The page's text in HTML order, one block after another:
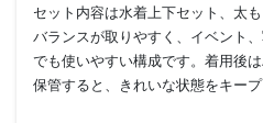
セット内容は水着上下セット、太
バランスが取りやすく、イベント
でも使いやすい構成です。着用後
保管すると、きれいな状態をキープ